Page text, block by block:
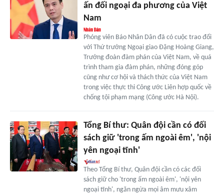
ấn đối ngoại đa phương của Việt
Nam
Phóng viên Báo Nhân Dân đã có cuộc trao đổi
với Thứ trưởng Ngoại giao Đặng Hoàng Giang,
Trưởng đoàn đàm phán của Việt Nam, về quá
trình tham gia đàm phán, những đóng góp
cũng như cơ hội và thách thức của Việt Nam
trong việc thực thi Công ước Liên hợp quốc về
chống tội phạm mạng (Công ước Hà Nội).
Tổng Bí thư: Quân đội cần có đối
sách giữ 'trong ấm ngoài êm', 'nội
yên ngoại tĩnh'
Theo Tổng Bí thư, Quân đội cần có các đối
sách giữ cho 'trong ấm ngoài êm', 'nội yên
ngoại tĩnh', ngăn ngừa mọi âm mưu xâm